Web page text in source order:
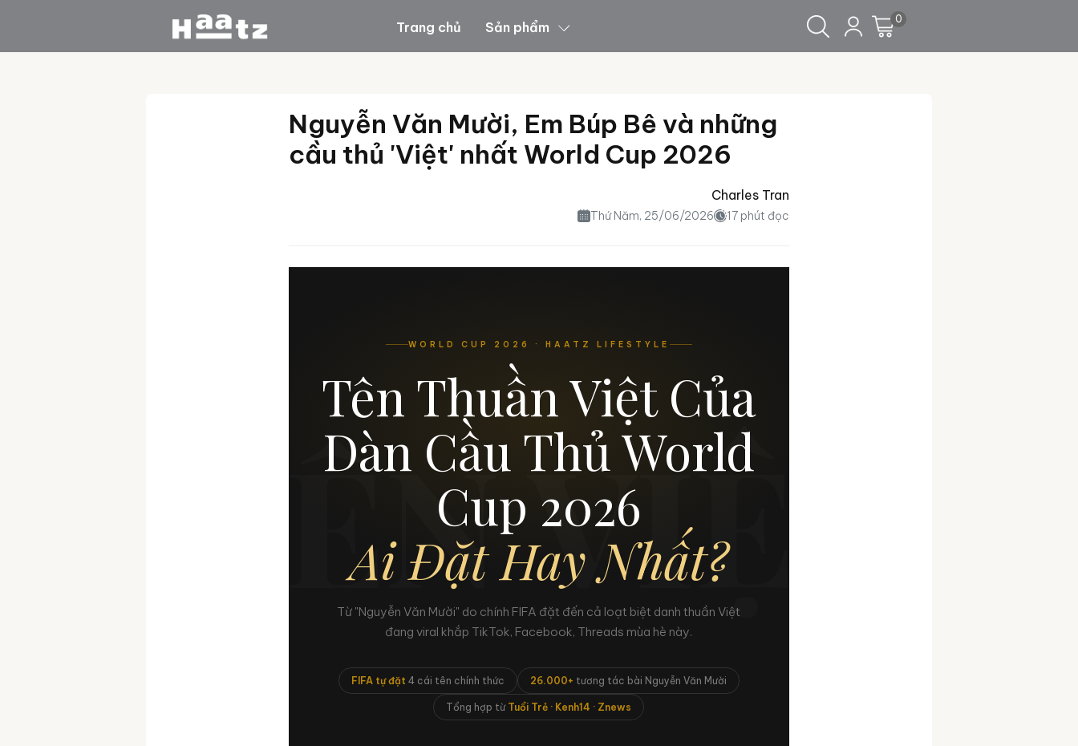
Trang chủ Sản phẩm
0
Nguyễn Văn Mười, Em Búp Bê và những
cầu thủ 'Việt' nhất World Cup 2026
Charles Tran
Thứ Năm, 25/06/2026 17 phút đọc
TÊN VIỆT
WORLD CUP 2026 · HAATZ LIFESTYLE
Tên Thuần Việt Của
Dàn Cầu Thủ World
Cup 2026
Ai Đặt Hay Nhất?
Từ "Nguyễn Văn Mười" do chính FIFA đặt đến cả loạt biệt danh thuần Việt
đang viral khắp TikTok, Facebook, Threads mùa hè này.
FIFA tự đặt 4 cái tên chính thức 26.000+ tương tác bài Nguyễn Văn Mười
Tổng hợp từ Tuổi Trẻ · Kenh14 · Znews